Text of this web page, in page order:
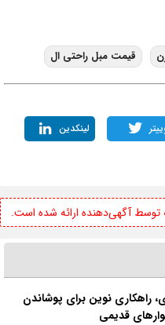
قیمت مبل راحتی ال
لینکدین
آگهی‌دهنده ارائه شده است.
نوین برای پوشاندن
قدیمی